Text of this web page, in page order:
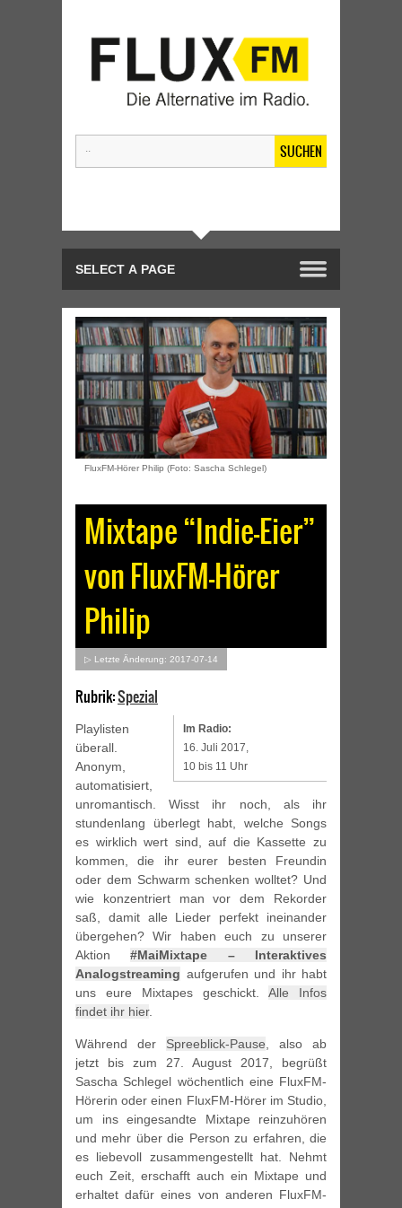
SUCHEN
FluxFM-Hörer Philip (Foto: Sascha Schlegel)
Mixtape “Indie-Eier”
von FluxFM-Hörer
Philip
▷ Letzte Änderung: 2017-07-14
Rubrik:Spezial
Im Radio:
16. Juli 2017,
10 bis 11 Uhr
Playlisten
überall.
Anonym,
automatisiert,
unromantisch. Wisst ihr noch, als ihr
stundenlang überlegt habt, welche Songs
es wirklich wert sind, auf die Kassette zu
kommen, die ihr eurer besten Freundin
oder dem Schwarm schenken wolltet? Und
wie konzentriert man vor dem Rekorder
saß, damit alle Lieder perfekt ineinander
übergehen? Wir haben euch zu unserer
Aktion#MaiMixtape – Interaktives
Analogstreaming aufgerufen und ihr habt
uns eure Mixtapes geschickt. Alle Infos
findet ihr hier.
Während der Spreeblick-Pause, also ab
jetzt bis zum 27. August 2017, begrüßt
Sascha Schlegel wöchentlich eine FluxFM-
Hörerin oder einen FluxFM-Hörer im Studio,
um ins eingesandte Mixtape reinzuhören
und mehr über die Person zu erfahren, die
es liebevoll zusammengestellt hat. Nehmt
euch Zeit, erschafft auch ein Mixtape und
erhaltet dafür eines von anderen FluxFM-